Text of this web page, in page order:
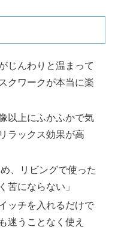
じんわりと温まって
クワークが本当に楽
以上にふかふかで気
ラックス効果が高
、リビングで使った
苦にならない」
ッチを入れるだけで
迷うことなく使え